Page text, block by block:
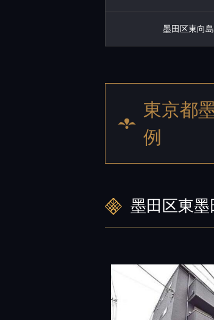
墨田区東向島
東京都
例
墨田区東